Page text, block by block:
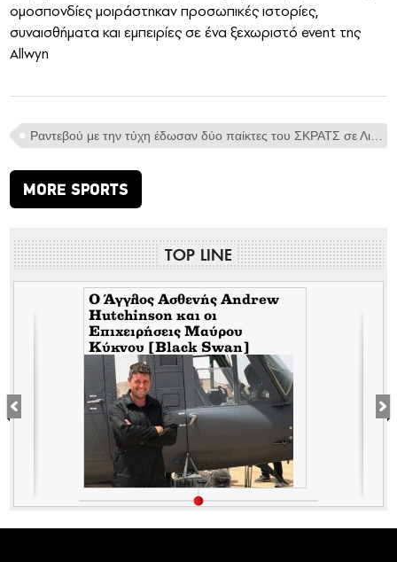
ομοσπονδίες μοιράστηκαν προσωπικές ιστορίες,
συναισθήματα και εμπειρίες σε ένα ξεχωριστό event της
Allwyn
MORE SPORTS
TOP LINE
Ο Άγγλος Ασθενής Andrew
Hutchinson και οι
Επιχειρήσεις Μαύρου
Κύκνου [Black Swan]